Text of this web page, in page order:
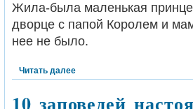
Жила-была маленькая
дворце с папой Королем и
нее не было.
Читать далее
10 заповедей